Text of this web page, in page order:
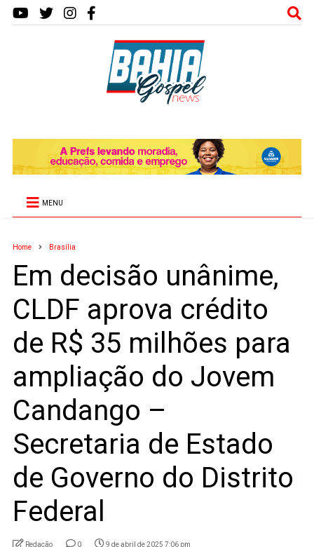
MENU
Home Brasília
Em decisão unânime,
CLDF aprova crédito
de R$ 35 milhões para
ampliação do Jovem
Candango –
Secretaria de Estado
de Governo do Distrito
Federal
Redação 0 9 de abril de 2025 7:06 pm